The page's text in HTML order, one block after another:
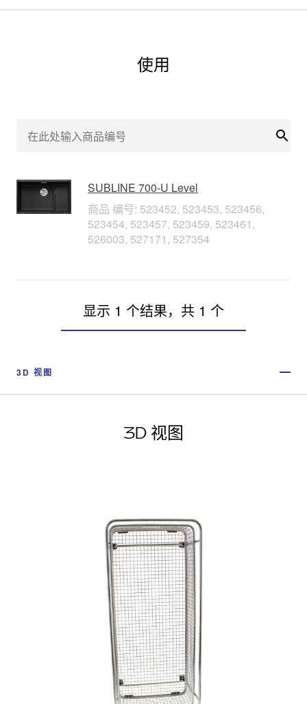
使用
搜索
SUBLINE 700-U Level
商品 编号: 523452, 523453, 523456,
523454, 523457, 523459, 523461,
526003, 527171, 527354
显示 1 个结果，共 1 个
3D 视图
3D 视图